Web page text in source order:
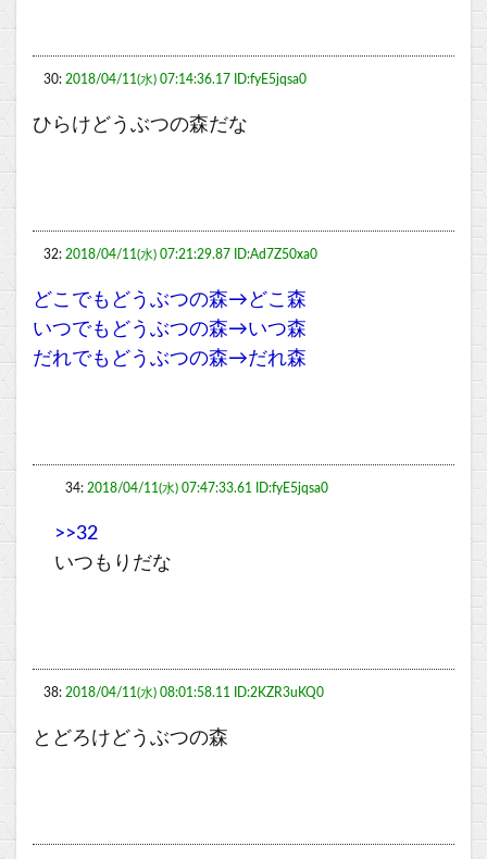
30: 2018/04/11(水) 07:14:36.17 ID:fyE5jqsa0
ひらけどうぶつの森だな
32: 2018/04/11(水) 07:21:29.87 ID:Ad7Z50xa0
どこでもどうぶつの森→どこ森
いつでもどうぶつの森→いつ森
だれでもどうぶつの森→だれ森
34: 2018/04/11(水) 07:47:33.61 ID:fyE5jqsa0
>>32
いつもりだな
38: 2018/04/11(水) 08:01:58.11 ID:2KZR3uKQ0
とどろけどうぶつの森